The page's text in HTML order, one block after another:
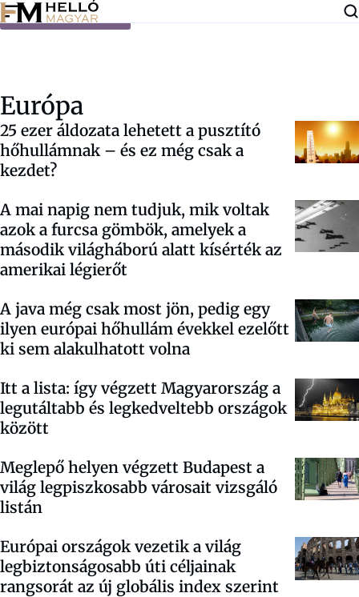
Ugrás a tartalomra
Európa
25 ezer áldozata lehetett a pusztító
hőhullámnak – és ez még csak a
kezdet?
A mai napig nem tudjuk, mik voltak
azok a furcsa gömbök, amelyek a
második világháború alatt kísérték az
amerikai légierőt
A java még csak most jön, pedig egy
ilyen európai hőhullám évekkel ezelőtt
ki sem alakulhatott volna
Itt a lista: így végzett Magyarország a
legutáltabb és legkedveltebb országok
között
Meglepő helyen végzett Budapest a
világ legpiszkosabb városait vizsgáló
listán
Európai országok vezetik a világ
legbiztonságosabb úti céljainak
rangsorát az új globális index szerint